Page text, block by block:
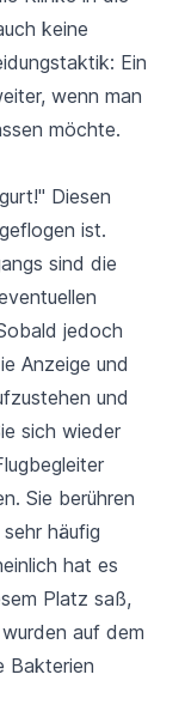
keine
Ein
wenn man
möchte.
Diesen
ist.
sind die
jedoch
Anzeige und
und
sich wieder
Sie berühren
häufig
hat es
Platz saß,
auf dem
Bakterien